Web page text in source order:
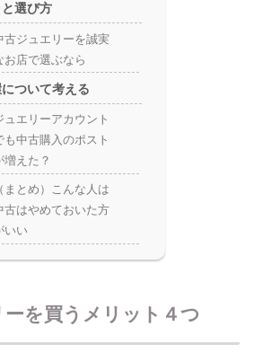
と選び方
古ジュエリーを誠実
お店で選ぶなら
ついて考える
ュエリーアカウント
も中古購入のポスト
増えた？
（まとめ）こんな人は
古はやめておいた方
いい
を買うメリット４つ